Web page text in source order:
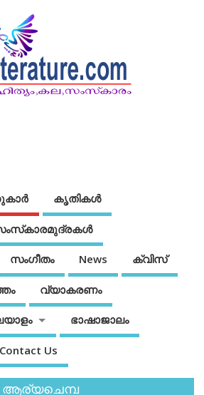
കൃതികൾ
സംഗീതം News ക്വിസ്
വ്യാകരണം
ഭാഷാജാലം
Contact Us
ആര്യചെമ്പ